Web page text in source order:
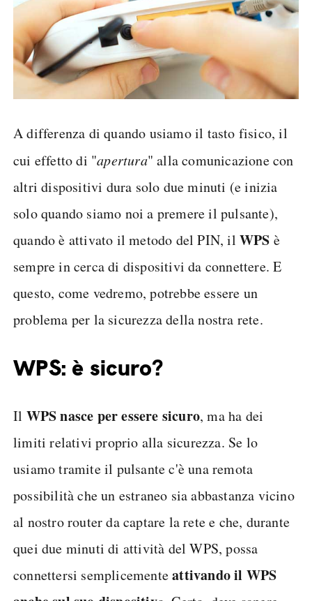
A differenza di quando usiamo il tasto fisico, il
cui effetto di "apertura" alla comunicazione con
altri dispositivi dura solo due minuti (e inizia
solo quando siamo noi a premere il pulsante),
quando è attivato il metodo del PIN, ilWPS è
sempre in cerca di dispositivi da connettere. E
questo, come vedremo, potrebbe essere un
problema per la sicurezza della nostra rete.
WPS: è sicuro?
Il WPS nasce per essere sicuro, ma ha dei
limiti relativi proprio alla sicurezza. Se lo
usiamo tramite il pulsante c'è una remota
possibilità che un estraneo sia abbastanza vicino
al nostro router da captare la rete e che, durante
quei due minuti di attività del WPS, possa
connettersi semplicementeattivando il WPS